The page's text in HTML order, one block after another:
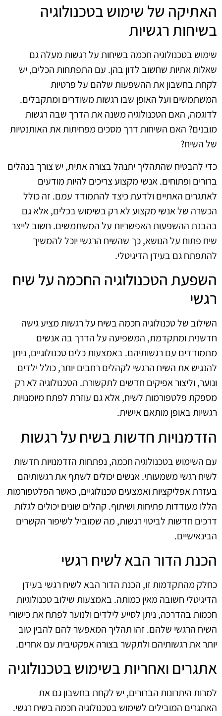
האתיקה של שימוש בטכנולוגיה
בשיחות רגשיות
שימוש בטכנולוגיה חכמה בשיחות על רגשות מעלה גם
שאלות אתיות שחשוב לדון בהן. עם התפתחות הכלים, יש
לקחת בחשבון את ההשפעות שלהם על פרטיות
המשתמשים ועל האופן שבו רגשות משודרים ומתקבלים.
לדוגמה, האם הטכנולוגיה משנה את הדרך שבה רגשות
מובנים? האם השיחות דרך מסכים מפחיתות את האותנטיות
של השיח?
כדי להבטיח שהתהליך יתנהל בצורה אתית, יש צורך בנהלים
ברורים ופתוחים. אנשי מקצוע צריכים להיות מודעים
לאתגרים האתיים ולדעת כיצד להתמודד עמם. זה כולל
הכשרה של אנשי מקצוע לא רק בשימוש בכלים, אלא גם
בהבנת ההשפעות האפשריות על המשתמשים. חשוב לייצר
שיח פתוח על הנושא, כך שהשיח הרגשי יוכל להמשיך
להתפתח גם בעידן הדיגיטלי.
השפעת הטכנולוגיה החכמה על שיח
רגשי
השילוב של טכנולוגיה חכמה בשיח על רגשות מציע גישה
חדשנית ומתקדמת, המשפיעה על הדרך בה אנשים
מתמודדים עם רגשותיהם. באמצעות כלים טכנולוגיים, ניתן
להנגיש את השיח הרגשי לקהלים רחבים יותר, כולל ילדים
ונוער, וליצור אפיקים חדשים לתקשורת. הטכנולוגיה לא רק
מספקת פלטפורמות לשיח, אלא גם עוזרת לפתח מיומנויות
רגשיות באופן מותאם אישית.
הזדמנויות חדשות בשיח על רגשות
עם השימוש בטכנולוגיה חכמה, נפתחות הזדמנויות חדשות
לשיח רגשי משמעותי. אנשים יכולים לשתף את רגשותיהם
בעזרת אפליקציות ואמצעים טכנולוגיים, כאשר הפלטפורמות
הללו מעודדות פתיחות ושיתוף. קהלים שונים יכולים לגלות
דרכים חדשות לביטוי רגשות, מה שמוביל לשיפור הקשרים
הבינאישיים.
הכנת הדור הבא לשיח רגשי
כחלק מהתקדמות זו, הכנת הדור הבא לשיח רגשי בעידן
הדיגיטלי חשובה מאין כמותה. באמצעות שילוב טכנולוגיות
חכמות בהדרכה, ניתן לסייע לילדים ולנוער לפתח את כישורי
השיח הרגשי שלהם. זהו תהליך המאפשר להם להבין טוב
יותר את רגשותיהם ולתקשר בצורה אפקטיבית עם אחרים.
אתגרים ואחריות בשימוש בטכנולוגיה
למרות היתרונות הברורים, יש לקחת בחשבון גם את
האתגרים המובילים לשימוש בטכנולוגיה חכמה בשיח רגשי.